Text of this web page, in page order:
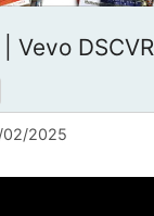
Vevo DSCVR
02/2025